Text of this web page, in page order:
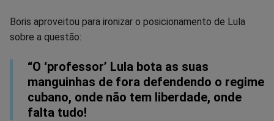
Boris aproveitou para ironizar o posicionamento de Lula
sobre a questão:
“O ‘professor’ Lula bota as suas
manguinhas de fora defendendo o regime
cubano, onde não tem liberdade, onde
falta tudo!